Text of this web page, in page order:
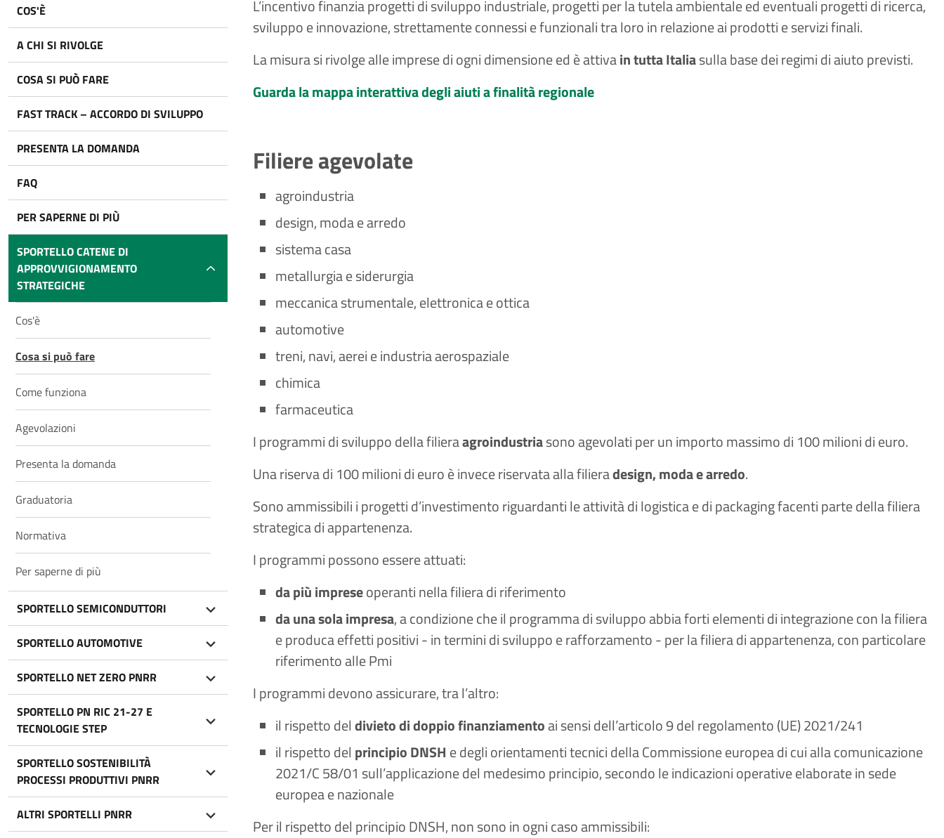
COS'È
A CHI SI RIVOLGE
COSA SI PUÒ FARE
FAST TRACK – ACCORDO DI SVILUPPO
PRESENTA LA DOMANDA
FAQ
PER SAPERNE DI PIÙ
SPORTELLO CATENE DI
APPROVVIGIONAMENTO
STRATEGICHE
Cos'è
Cosa si può fare
Come funziona
Agevolazioni
Presenta la domanda
Graduatoria
Normativa
Per saperne di più
SPORTELLO SEMICONDUTTORI
SPORTELLO AUTOMOTIVE
SPORTELLO NET ZERO PNRR
SPORTELLO PN RIC 21-27 E
TECNOLOGIE STEP
SPORTELLO SOSTENIBILITÀ
PROCESSI PRODUTTIVI PNRR
ALTRI SPORTELLI PNRR
L’incentivo finanzia progetti di sviluppo industriale, progetti per la tutela ambientale ed eventuali progetti di ricerca,
sviluppo e innovazione, strettamente connessi e funzionali tra loro in relazione ai prodotti e servizi finali.
La misura si rivolge alle imprese di ogni dimensione ed è attivain tutta Italiasulla base dei regimi di aiuto previsti.
Guarda la mappa interattiva degli aiuti a finalità regionale
Filiere agevolate
agroindustria
design, moda e arredo
sistema casa
metallurgia e siderurgia
meccanica strumentale, elettronica e ottica
automotive
treni, navi, aerei e industria aerospaziale
chimica
farmaceutica
I programmi di sviluppo della filieraagroindustriasono agevolati per un importo massimo di 100 milioni di euro.
Una riserva di 100 milioni di euro è invece riservata alla filieradesign, moda e arredo.
Sono ammissibili i progetti d’investimento riguardanti le attività di logistica e di packaging facenti parte della filiera
strategica di appartenenza.
I programmi possono essere attuati:
da più impreseoperanti nella filiera di riferimento
da una sola impresa, a condizione che il programma di sviluppo abbia forti elementi di integrazione con la filiera
e produca effetti positivi - in termini di sviluppo e rafforzamento - per la filiera di appartenenza, con particolare
riferimento alle Pmi
I programmi devono assicurare, tra l’altro:
il rispetto deldivieto di doppio finanziamentoai sensi dell’articolo 9 del regolamento (UE) 2021/241
il rispetto del principio DNSH e degli orientamenti tecnici della Commissione europea di cui alla comunicazione
2021/C 58/01 sull’applicazione del medesimo principio, secondo le indicazioni operative elaborate in sede
europea e nazionale
Per il rispetto del principio DNSH, non sono in ogni caso ammissibili: